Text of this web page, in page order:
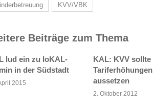
KVV/VBK
Beiträge zum Thema
lud ein zu loKAL-
in der Südstadt
2015
KAL: KVV sollte
Tariferhöhungen
aussetzen
2. Oktober 2012